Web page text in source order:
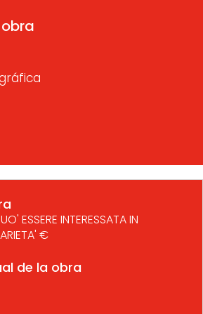
ESSERE INTERESSATA IN
€
de la obra